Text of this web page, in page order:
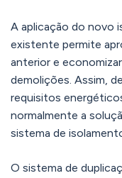
A aplicação do novo
existente permite
anterior e
demolições. Assim,
requisitos
normalmente a
sistema de
O sistema de